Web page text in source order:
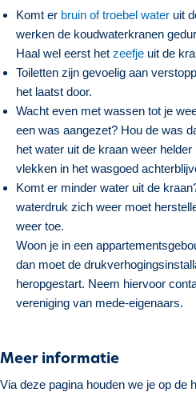
Komt er bruin of troebel water uit
werken de koudwaterkranen
Haal wel eerst het zeefje uit de
Toiletten zijn gevoelig aan
het laatst door.
Wacht even met wassen tot je
een was aangezet? Hou de was
het water uit de kraan weer
vlekken in het wasgoed
Komt er minder water uit de
waterdruk zich weer moet
weer toe.
Woon je in een
dan moet de
heropgestart. Neem hiervoor
vereniging van mede-eigenaars.
Meer informatie
Via deze pagina houden we je op de